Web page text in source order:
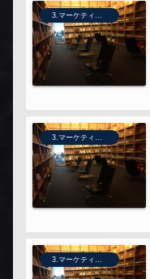
3.マーケティング
3.マーケティング
3.マーケティング